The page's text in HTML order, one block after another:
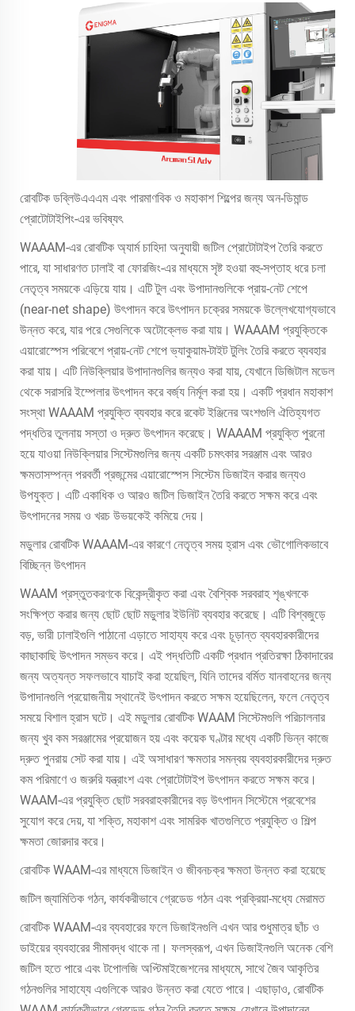
রোবটিক ডব্লিউএএএম এবং পারমাণবিক ও মহাকাশ শিল্পের জন্য অন-ডিমান্ড
প্রোটোটাইপিং-এর ভবিষ্যৎ
WAAAM-এর রোবটিক অ্যার্ম চাহিদা অনুযায়ী জটিল প্রোটোটাইপ তৈরি করতে
পারে, যা সাধারণত ঢালাই বা ফোরজিং-এর মাধ্যমে সৃষ্ট হওয়া বহু-সপ্তাহ ধরে চলা
নেতৃত্ব সময়কে এড়িয়ে যায়। এটি টুল এবং উপাদানগুলিকে প্রায়-নেট শেপে
(near-net shape) উৎপাদন করে উৎপাদন চক্রের সময়কে উল্লেখযোগ্যভাবে
উন্নত করে, যার পরে সেগুলিকে অটোক্লেভ করা যায়। WAAAM প্রযুক্তিকে
এয়ারোস্পেস পরিবেশে প্রায়-নেট শেপে ভ্যাকুয়াম-টাইট টুলিং তৈরি করতে ব্যবহার
করা যায়। এটি নিউক্লিয়ার উপাদানগুলির জন্যও করা যায়, যেখানে ডিজিটাল মডেল
থেকে সরাসরি ইম্পেলার উৎপাদন করে বর্জ্য নির্মূল করা হয়। একটি প্রধান মহাকাশ
সংস্থা WAAAM প্রযুক্তি ব্যবহার করে রকেট ইঞ্জিনের অংশগুলি ঐতিহ্যগত
পদ্ধতির তুলনায় সস্তা ও দ্রুত উৎপাদন করেছে। WAAAM প্রযুক্তি পুরনো
হয়ে যাওয়া নিউক্লিয়ার সিস্টেমগুলির জন্য একটি চমৎকার সরঞ্জাম এবং আরও
ক্ষমতাসম্পন্ন পরবর্তী প্রজন্মের এয়ারোস্পেস সিস্টেম ডিজাইন করার জন্যও
উপযুক্ত। এটি একাধিক ও আরও জটিল ডিজাইন তৈরি করতে সক্ষম করে এবং
উৎপাদনের সময় ও খরচ উভয়কেই কমিয়ে দেয়।
মডুলার রোবটিক WAAAM-এর কারণে নেতৃত্ব সময় হ্রাস এবং ভৌগোলিকভাবে
বিচ্ছিন্ন উৎপাদন
WAAM প্রস্তুতকরণকে বিকেন্দ্রীকৃত করা এবং বৈশ্বিক সরবরাহ শৃঙ্খলকে
সংক্ষিপ্ত করার জন্য ছোট ছোট মডুলার ইউনিট ব্যবহার করেছে। এটি বিশ্বজুড়ে
বড়, ভারী ঢালাইগুলি পাঠানো এড়াতে সাহায্য করে এবং চূড়ান্ত ব্যবহারকারীদের
কাছাকাছি উৎপাদন সম্ভব করে। এই পদ্ধতিটি একটি প্রধান প্রতিরক্ষা ঠিকাদারের
জন্য অত্যন্ত সফলভাবে যাচাই করা হয়েছিল, যিনি তাদের বর্মিত যানবাহনের জন্য
উপাদানগুলি প্রয়োজনীয় স্থানেই উৎপাদন করতে সক্ষম হয়েছিলেন, ফলে নেতৃত্ব
সময়ে বিশাল হ্রাস ঘটে। এই মডুলার রোবটিক WAAM সিস্টেমগুলি পরিচালনার
জন্য খুব কম সরঞ্জামের প্রয়োজন হয় এবং কয়েক ঘণ্টার মধ্যে একটি ভিন্ন কাজে
দ্রুত পুনরায় সেট করা যায়। এই অসাধারণ ক্ষমতার সমন্বয় ব্যবহারকারীদের দ্রুত
কম পরিমাণে ও জরুরি যন্ত্রাংশ এবং প্রোটোটাইপ উৎপাদন করতে সক্ষম করে।
WAAM-এর প্রযুক্তি ছোট সরবরাহকারীদের বড় উৎপাদন সিস্টেমে প্রবেশের
সুযোগ করে দেয়, যা শক্তি, মহাকাশ এবং সামরিক খাতগুলিতে প্রযুক্তি ও শিল্প
ক্ষমতা জোরদার করে।
রোবটিক WAAM-এর মাধ্যমে ডিজাইন ও জীবনচক্র ক্ষমতা উন্নত করা হয়েছে
জটিল জ্যামিতিক গঠন, কার্যকরীভাবে গ্রেডেড গঠন এবং প্রক্রিয়া-মধ্যে মেরামত
রোবটিক WAAM-এর ব্যবহারের ফলে ডিজাইনগুলি এখন আর শুধুমাত্র ছাঁচ ও
ডাইয়ের ব্যবহারের সীমাবদ্ধ থাকে না। ফলস্বরূপ, এখন ডিজাইনগুলি অনেক বেশি
জটিল হতে পারে এবং টপোলজি অপ্টিমাইজেশনের মাধ্যমে, সাথে জৈব আকৃতির
গঠনগুলির সাহায্যে এগুলিকে আরও উন্নত করা যেতে পারে। এছাড়াও, রোবটিক